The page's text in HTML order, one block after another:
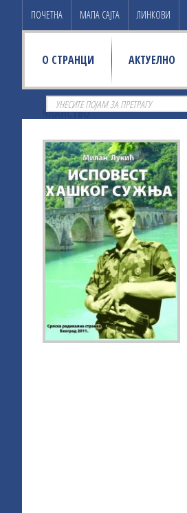
ПОЧЕТНА МАПА САЈТА ЛИНКОВИ
О СТРАНЦИ АКТУЕЛНО
ЧЛАНСТВО